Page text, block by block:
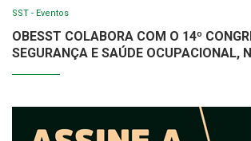
SST - Eventos
OBESST COLABORA COM O 14º
SEGURANÇA E SAÚDE OCUPACIONAL,